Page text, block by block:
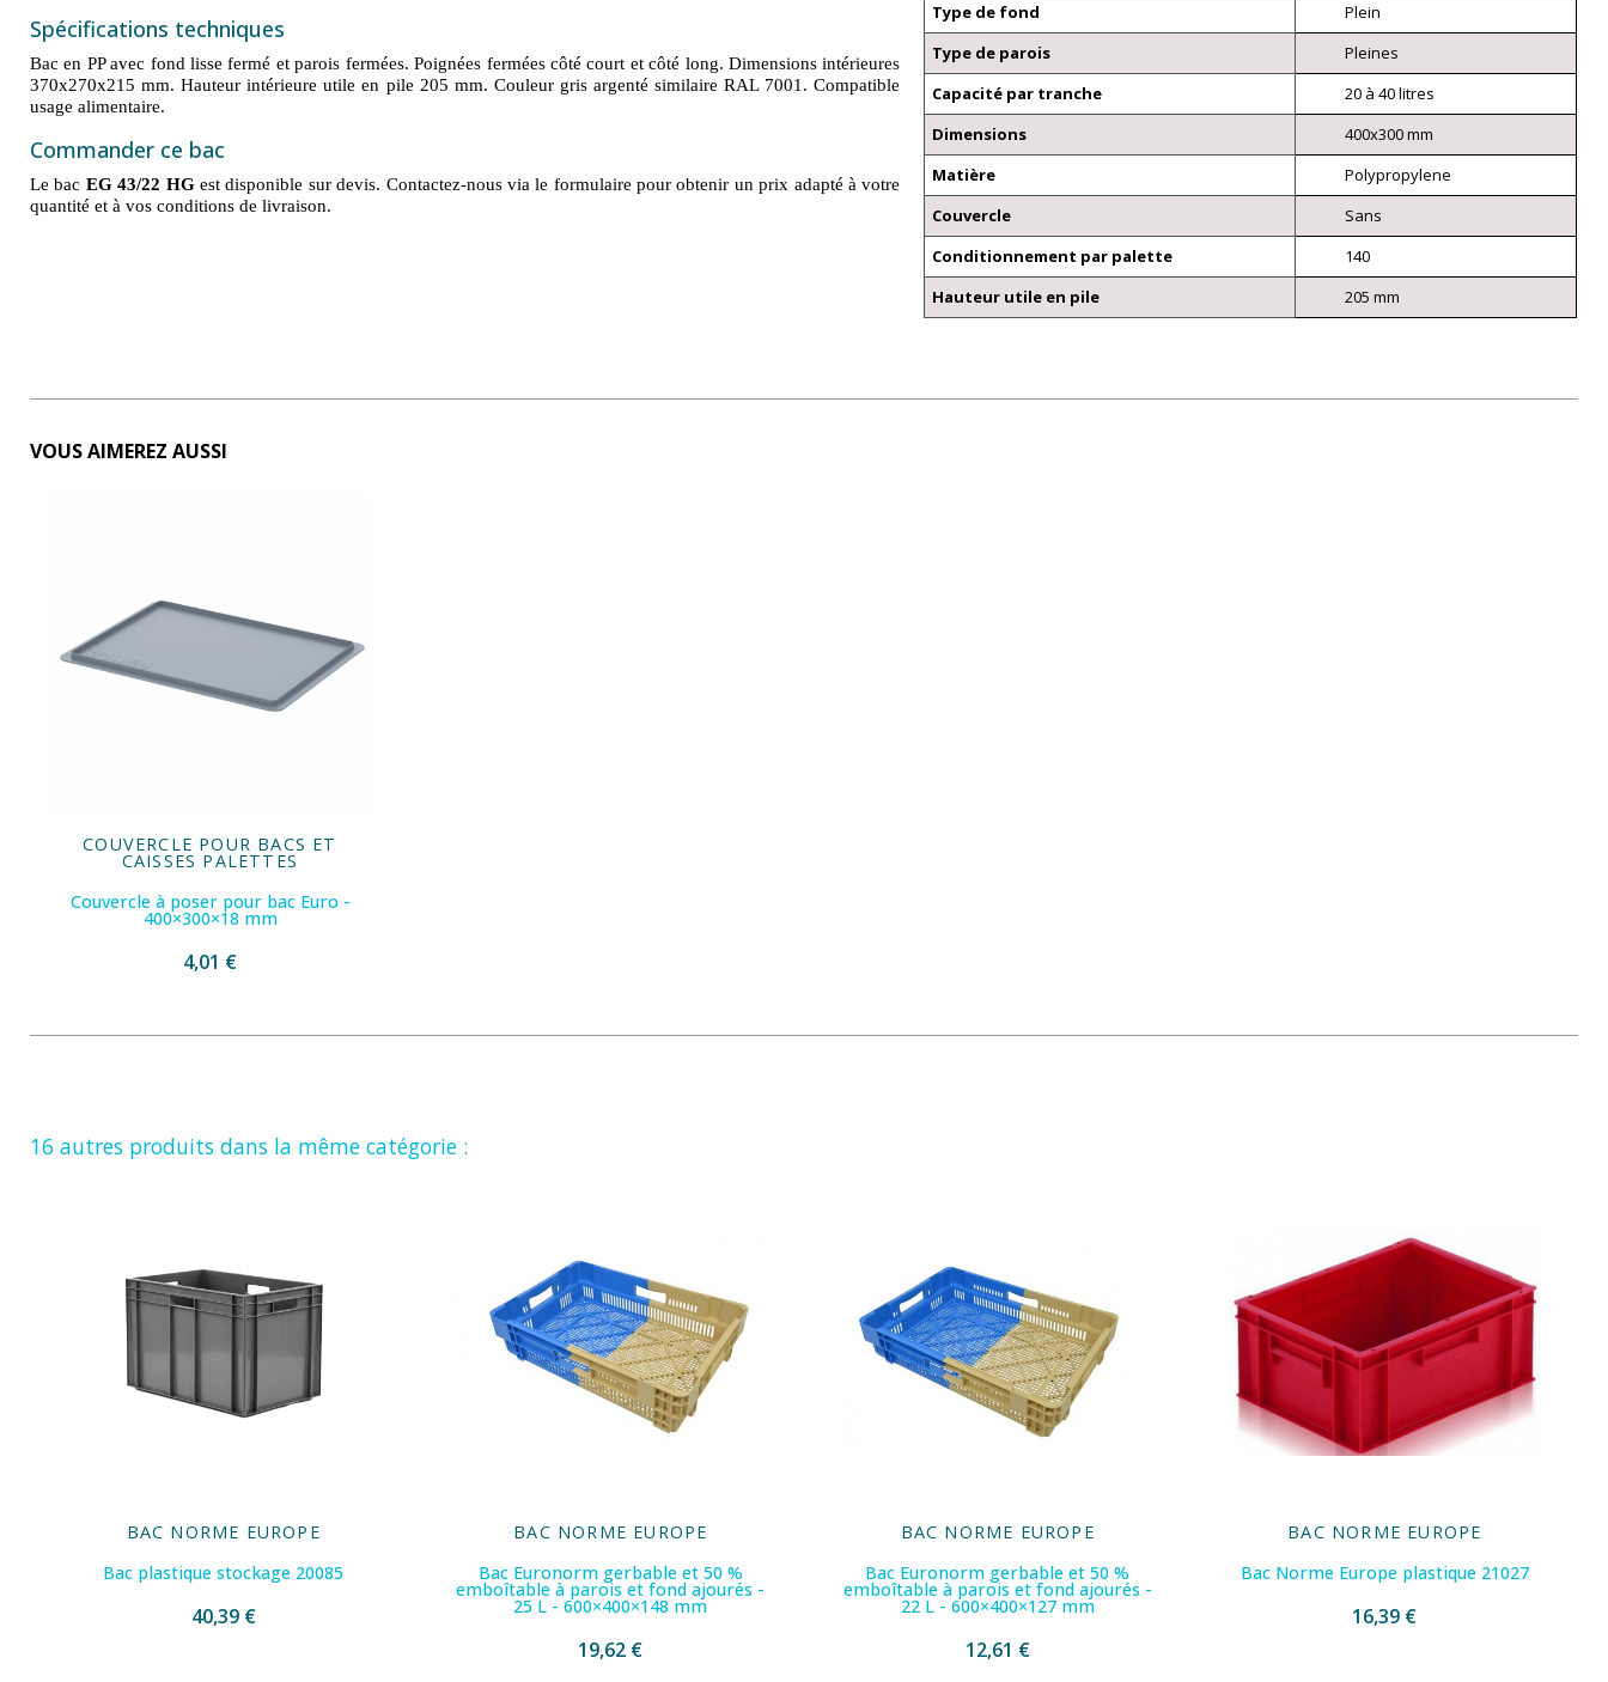
Spécifications techniques
Bac en PP avec fond lisse fermé et parois fermées. Poignées fermées côté court et côté long. Dimensions intérieures
370x270x215 mm. Hauteur intérieure utile en pile 205 mm. Couleur gris argenté similaire RAL 7001. Compatible
usage alimentaire.
Commander ce bac
Le bac EG 43/22 HGest disponible sur devis. Contactez-nous via le formulaire pour obtenir un prix adapté à votre
quantité et à vos conditions de livraison.
Type de fond
Plein
Type de parois
Pleines
Capacité par tranche
20 à 40 litres
Dimensions
400x300 mm
Matière
Polypropylene
Couvercle
Sans
Conditionnement par palette
140
Hauteur utile en pile
205 mm
VOUS AIMEREZ AUSSI
COUVERCLE POUR BACS ET
CAISSES PALETTES
Couvercle à poser pour bac Euro -
400×300×18 mm
4,01 €
16 autres produits dans la même catégorie :
BAC NORME EUROPE
Bac plastique stockage 20085
40,39 €
BAC NORME EUROPE
Bac Euronorm gerbable et 50 %
emboîtable à parois et fond ajourés -
25 L - 600×400×148 mm
19,62 €
BAC NORME EUROPE
Bac Euronorm gerbable et 50 %
emboîtable à parois et fond ajourés -
22 L - 600×400×127 mm
12,61 €
BAC NORME EUROPE
Bac Norme Europe plastique 21027
16,39 €